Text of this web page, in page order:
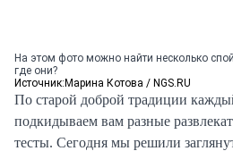
На этом фото можно найти несколько
где они?
Источник:Марина Котова / NGS.RU
По старой доброй традиции
подкидываем вам разные
тесты. Сегодня мы решили